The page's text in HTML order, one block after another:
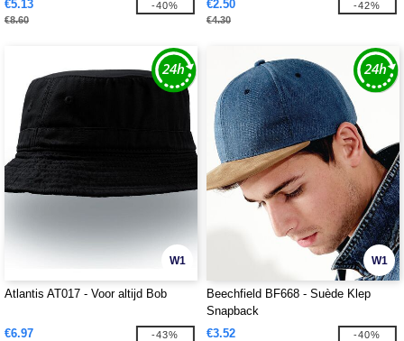
€5.13
€8.60
-40% €2.50
€4.30
-42%
W1
Atlantis AT017 - Voor altijd Bob
€6.97 -43%
W1
Beechfield BF668 - Suède Klep
Snapback
€3.52
-40%